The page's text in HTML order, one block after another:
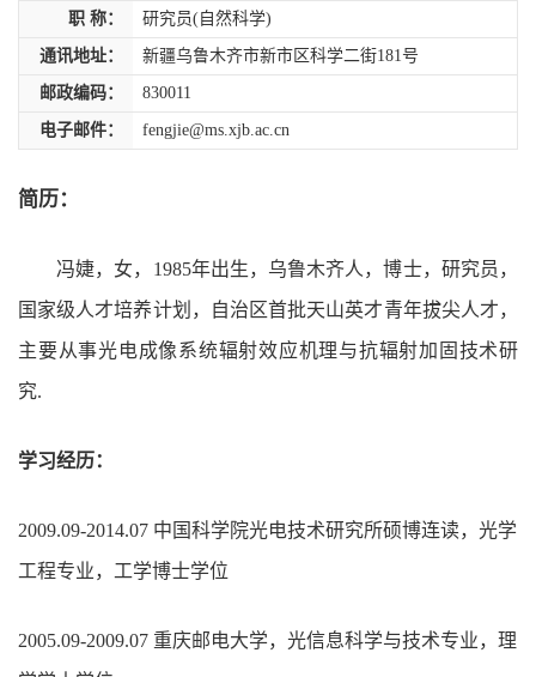
职 称： 研究员(自然科学)
通讯地址： 新疆乌鲁木齐市新市区科学二街181号
邮政编码： 830011
电子邮件： fengjie@ms.xjb.ac.cn
简历：
冯婕，女， 1985年出生，乌鲁木齐人，博士，研究员，
国家级人才培养计划，自治区首批天山英才青年拔尖人才，
主要从事光电成像系统辐射效应机理与抗辐射加固技术研
究.
学习经历：
2009.09-2014.07 中国科学院光电技术研究所硕博连读，光学
工程专业，工学博士学位
2005.09-2009.07 重庆邮电大学，光信息科学与技术专业，理